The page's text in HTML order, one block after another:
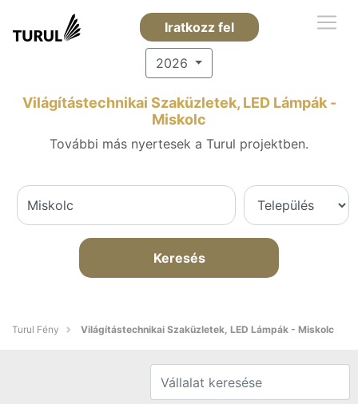
Iratkozz fel
2026
Világítástechnikai Szaküzletek, LED Lámpák -
Miskolc
További más nyertesek a Turul projektben.
Keresés
Turul Fény Világítástechnikai Szaküzletek, LED Lámpák - Miskolc